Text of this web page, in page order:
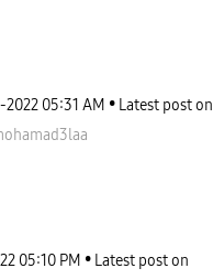
2022 05:31 AM
Latest post on
05:10 PM
Latest post on